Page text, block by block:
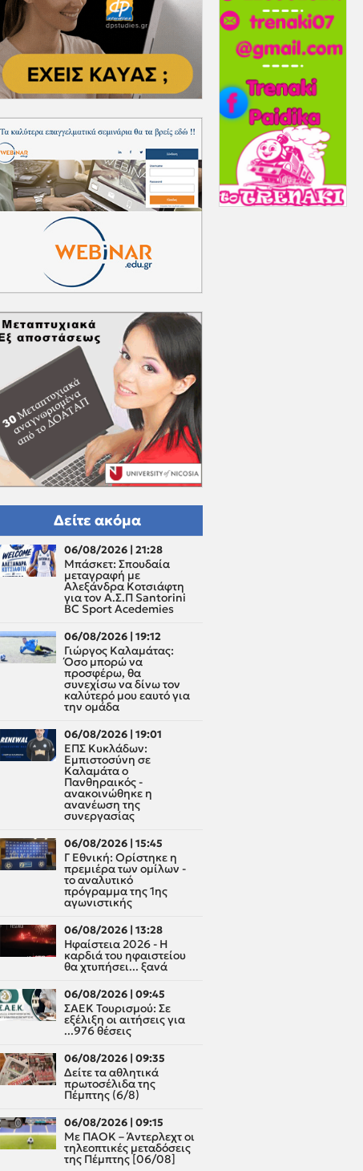
Δείτε ακόμα
06/08/2026 | 21:28
Μπάσκετ: Σπουδαία
μεταγραφή με
Αλεξάνδρα Κοτσιάφτη
για τον A.Σ.Π Santorini
BC Sport Acedemies
06/08/2026 | 19:12
Γιώργος Καλαμάτας:
Όσο μπορώ να
προσφέρω, θα
συνεχίσω να δίνω τον
καλύτερό μου εαυτό για
την ομάδα
06/08/2026 | 19:01
ΕΠΣ Κυκλάδων:
Εμπιστοσύνη σε
Καλαμάτα ο
Πανθηραικός -
ανακοινώθηκε η
ανανέωση της
συνεργασίας
06/08/2026 | 15:45
Γ Εθνική: Ορίστηκε η
πρεμιέρα των ομίλων -
το αναλυτικό
πρόγραμμα της 1ης
αγωνιστικής
06/08/2026 | 13:28
Ηφαίστεια 2026 - Η
καρδιά του ηφαιστείου
θα χτυπήσει... ξανά
06/08/2026 | 09:45
ΣΑΕΚ Τουρισμού: Σε
εξέλιξη οι αιτήσεις για
...976 θέσεις
06/08/2026 | 09:35
Δείτε τα αθλητικά
πρωτοσέλιδα της
Πέμπτης (6/8)
06/08/2026 | 09:15
Με ΠΑΟΚ – Άντερλεχτ οι
τηλεοπτικές μεταδόσεις
της Πέμπτης [06/08]